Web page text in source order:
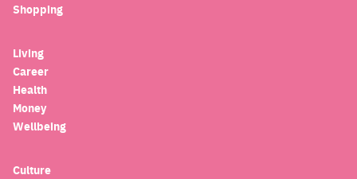
Shopping
Living
Career
Health
Money
Wellbeing
Culture